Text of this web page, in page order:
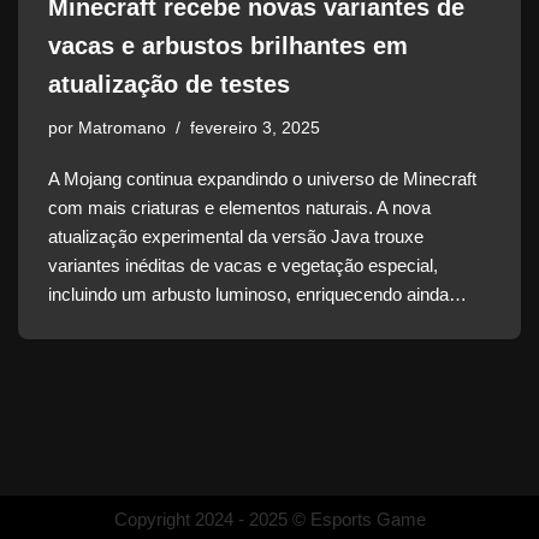
Minecraft recebe novas variantes de
vacas e arbustos brilhantes em
atualização de testes
por Matromano fevereiro 3, 2025
A Mojang continua expandindo o universo de Minecraft
com mais criaturas e elementos naturais. A nova
atualização experimental da versão Java trouxe
variantes inéditas de vacas e vegetação especial,
incluindo um arbusto luminoso, enriquecendo ainda…
Copyright 2024 - 2025 © Esports Game